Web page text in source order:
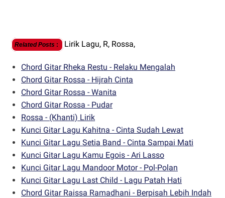
Related Posts : Lirik Lagu, R, Rossa,
Chord Gitar Rheka Restu - Relaku Mengalah
Chord Gitar Rossa - Hijrah Cinta
Chord Gitar Rossa - Wanita
Chord Gitar Rossa - Pudar
Rossa - (Khanti) Lirik
Kunci Gitar Lagu Kahitna - Cinta Sudah Lewat
Kunci Gitar Lagu Setia Band - Cinta Sampai Mati
Kunci Gitar Lagu Kamu Egois - Ari Lasso
Kunci Gitar Lagu Mandoor Motor - Pol-Polan
Kunci Gitar Lagu Last Child - Lagu Patah Hati
Chord Gitar Raissa Ramadhani - Berpisah Lebih Indah